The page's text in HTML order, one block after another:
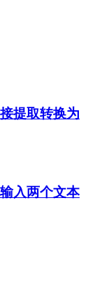
提取转换为
入两个文本